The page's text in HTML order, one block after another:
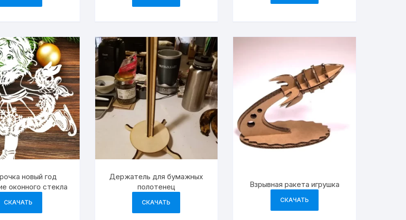
новый год
оконного стекла
СКАЧАТЬ
Держатель для бумажных
полотенец
СКАЧАТЬ
Взрывная ракета игрушка
СКАЧАТЬ